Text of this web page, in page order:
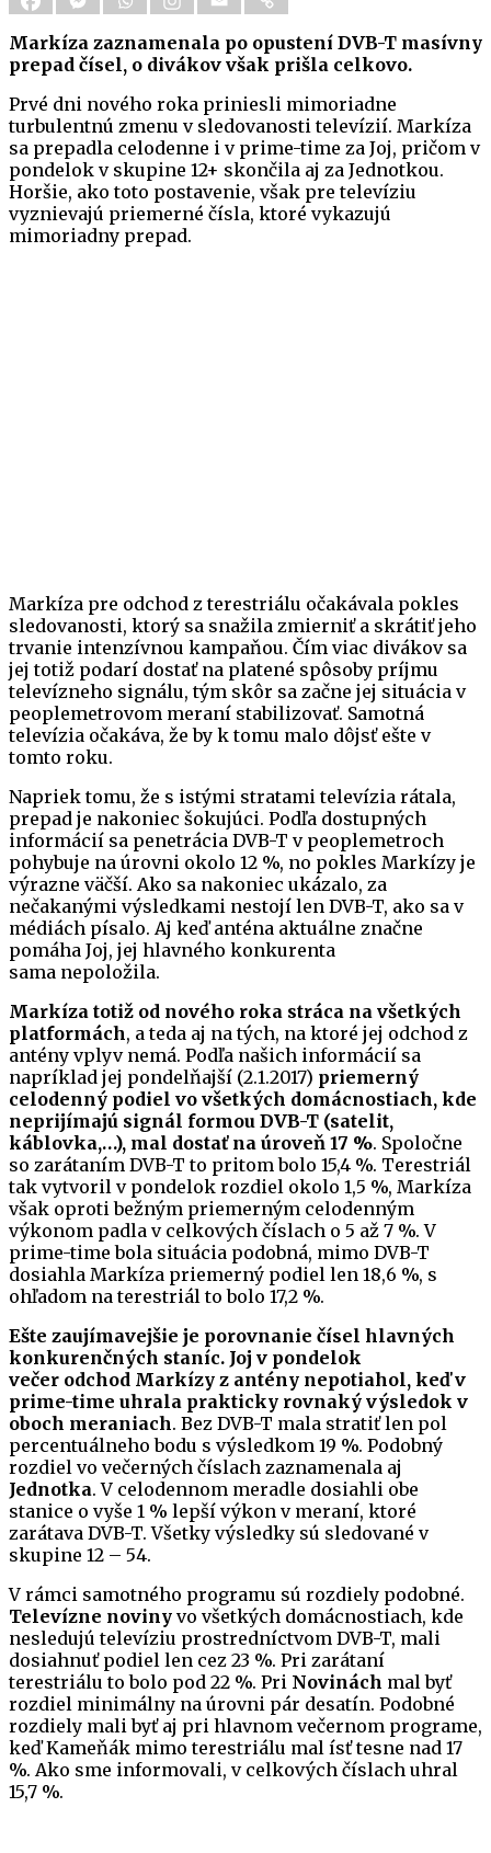
Markíza zaznamenala po opustení DVB-T masívny
prepad čísel, o divákov však prišla celkovo.
Prvé dni nového roka priniesli mimoriadne
turbulentnú zmenu v sledovanosti televízií. Markíza
sa prepadla celodenne i v prime-time za Joj, pričom v
pondelok v skupine 12+ skončila aj za Jednotkou.
Horšie, ako toto postavenie, však pre televíziu
vyznievajú priemerné čísla, ktoré vykazujú
mimoriadny prepad.
Markíza pre odchod z terestriálu očakávala pokles
sledovanosti, ktorý sa snažila zmierniť a skrátiť jeho
trvanie intenzívnou kampaňou. Čím viac divákov sa
jej totiž podarí dostať na platené spôsoby príjmu
televízneho signálu, tým skôr sa začne jej situácia v
peoplemetrovom meraní stabilizovať. Samotná
televízia očakáva, že by k tomu malo dôjsť ešte v
tomto roku.
Napriek tomu, že s istými stratami televízia rátala,
prepad je nakoniec šokujúci. Podľa dostupných
informácií sa penetrácia DVB-T v peoplemetroch
pohybuje na úrovni okolo 12 %, no pokles Markízy je
výrazne väčší. Ako sa nakoniec ukázalo, za
nečakanými výsledkami nestojí len DVB-T, ako sa v
médiách písalo. Aj keď anténa aktuálne značne
pomáha Joj, jej hlavného konkurenta
sama nepoložila.
Markíza totiž od nového roka stráca na všetkých
platformách, a teda aj na tých, na ktoré jej odchod z
antény vplyv nemá. Podľa našich informácií sa
napríklad jej pondelňajší (2.1.2017) priemerný
celodenný podiel vo všetkých domácnostiach, kde
neprijímajú signál formou DVB-T (satelit,
káblovka,…), mal dostať na úroveň 17 %. Spoločne
so zarátaním DVB-T to pritom bolo 15,4 %. Terestriál
tak vytvoril v pondelok rozdiel okolo 1,5 %, Markíza
však oproti bežným priemerným celodenným
výkonom padla v celkových číslach o 5 až 7 %. V
prime-time bola situácia podobná, mimo DVB-T
dosiahla Markíza priemerný podiel len 18,6 %, s
ohľadom na terestriál to bolo 17,2 %.
Ešte zaujímavejšie je porovnanie čísel hlavných
konkurenčných staníc. Joj v pondelok
večer odchod Markízy z antény nepotiahol, keď v
prime-time uhrala prakticky rovnaký výsledok v
oboch meraniach. Bez DVB-T mala stratiť len pol
percentuálneho bodu s výsledkom 19 %. Podobný
rozdiel vo večerných číslach zaznamenala aj
Jednotka. V celodennom meradle dosiahli obe
stanice o vyše 1 % lepší výkon v meraní, ktoré
zarátava DVB-T. Všetky výsledky sú sledované v
skupine 12 – 54.
V rámci samotného programu sú rozdiely podobné.
Televízne noviny vo všetkých domácnostiach, kde
nesledujú televíziu prostredníctvom DVB-T, mali
dosiahnuť podiel len cez 23 %. Pri zarátaní
terestriálu to bolo pod 22 %. Pri Novinách mal byť
rozdiel minimálny na úrovni pár desatín. Podobné
rozdiely mali byť aj pri hlavnom večernom programe,
keď Kameňák mimo terestriálu mal ísť tesne nad 17
%. Ako sme informovali, v celkových číslach uhral
15,7 %.